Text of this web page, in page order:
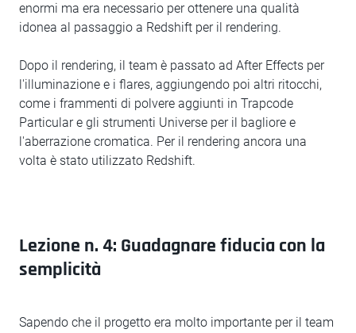
enormi ma era necessario per ottenere una qualità
idonea al passaggio a Redshift per il rendering.
Dopo il rendering, il team è passato ad After Effects per
l'illuminazione e i flares, aggiungendo poi altri ritocchi,
come i frammenti di polvere aggiunti in Trapcode
Particular e gli strumenti Universe per il bagliore e
l'aberrazione cromatica. Per il rendering ancora una
volta è stato utilizzato Redshift.
Lezione n. 4: Guadagnare fiducia con la
semplicità
Sapendo che il progetto era molto importante per il team